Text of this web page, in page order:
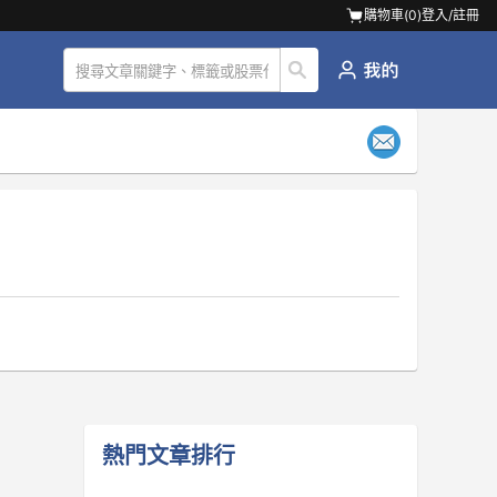
購物車(0)登入/註冊
熱門文章排行